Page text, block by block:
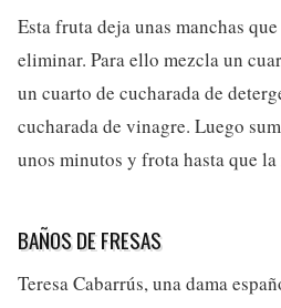
Esta fruta deja unas manchas
eliminar. Para ello mezcla un
un cuarto de cucharada de
cucharada de vinagre. Luego
unos minutos y frota hasta que la
BAÑOS DE FRESAS
Teresa Cabarrús, una dama